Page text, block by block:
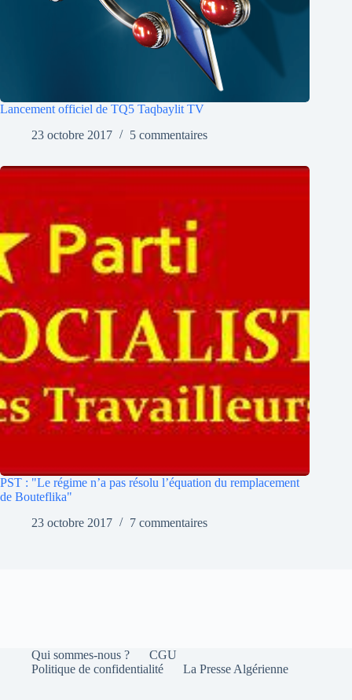
Lancement officiel de TQ5 Taqbaylit TV
23 octobre 2017
5 commentaires
PST : "Le régime n’a pas résolu l’équation du remplacement
de Bouteflika"
23 octobre 2017
7 commentaires
Qui sommes-nous ?
CGU
Politique de confidentialité
La Presse Algérienne